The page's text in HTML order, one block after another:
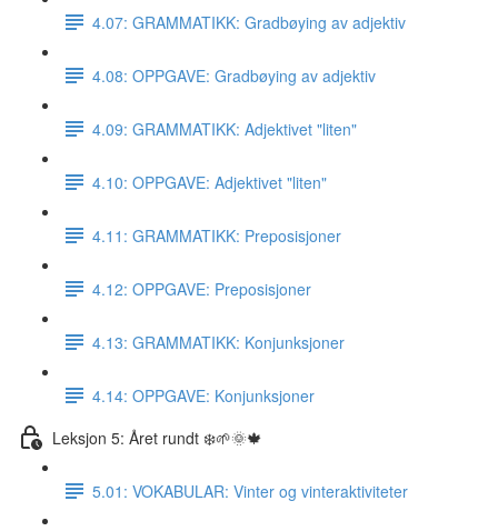
4.07: GRAMMATIKK: Gradbøying av adjektiv
4.08: OPPGAVE: Gradbøying av adjektiv
4.09: GRAMMATIKK: Adjektivet "liten"
4.10: OPPGAVE: Adjektivet "liten"
4.11: GRAMMATIKK: Preposisjoner
4.12: OPPGAVE: Preposisjoner
4.13: GRAMMATIKK: Konjunksjoner
4.14: OPPGAVE: Konjunksjoner
Leksjon 5: Året rundt ❄️🌱🌞🍁
5.01: VOKABULAR: Vinter og vinteraktiviteter